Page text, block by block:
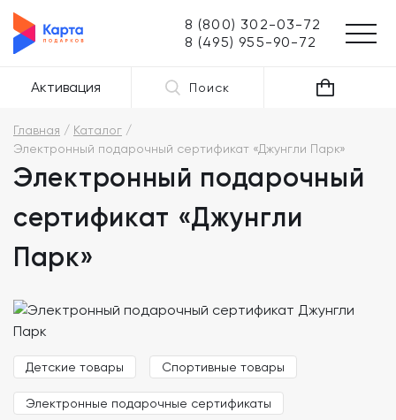
8 (800) 302-03-72
8 (495) 955-90-72
Активация Поиск
Главная
Каталог
Электронный подарочный сертификат «Джунгли Парк»
Электронный подарочный
сертификат «Джунгли
Парк»
Детские товары Спортивные товары
Электронные подарочные сертификаты